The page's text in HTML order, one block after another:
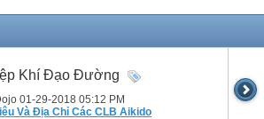
Khí Đạo Đường
01-29-2018 05:12 PM
Và Địa Chỉ Các CLB Aikido